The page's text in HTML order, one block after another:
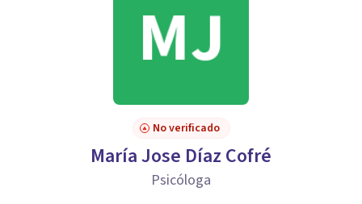
No verificado
María Jose Díaz Cofré
Psicóloga